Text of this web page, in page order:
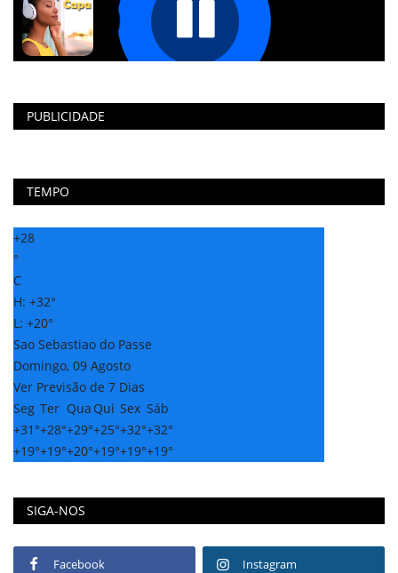
PUBLICIDADE
TEMPO
+28
°
C
H: +32°
L: +20°
Sao Sebastiao do Passe
Domingo, 09 Agosto
Ver Previsão de 7 Dias
Seg Ter Qua Qui Sex Sáb
+31°+28°+29°+25°+32°+32°
+19°+19°+20°+19°+19°+19°
SIGA-NOS
Facebook Instagram